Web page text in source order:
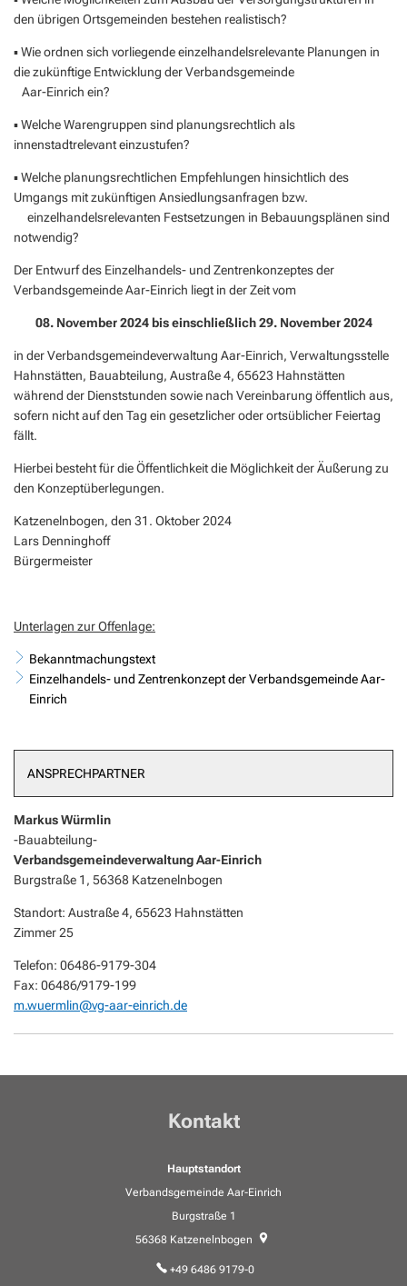
den übrigen Ortsgemeinden bestehen realistisch?
▪ Wie ordnen sich vorliegende einzelhandelsrelevante Planungen in
die zukünftige Entwicklung der Verbandsgemeinde
Aar-Einrich ein?
▪ Welche Warengruppen sind planungsrechtlich als
innenstadtrelevant einzustufen?
▪ Welche planungsrechtlichen Empfehlungen hinsichtlich des
Umgangs mit zukünftigen Ansiedlungsanfragen bzw.
einzelhandelsrelevanten Festsetzungen in Bebauungsplänen sind
notwendig?
Der Entwurf des Einzelhandels- und Zentrenkonzeptes der
Verbandsgemeinde Aar-Einrich liegt in der Zeit vom
08. November 2024 bis einschließlich 29. November 2024
in der Verbandsgemeindeverwaltung Aar-Einrich, Verwaltungsstelle
Hahnstätten, Bauabteilung, Austraße 4, 65623 Hahnstätten
während der Dienststunden sowie nach Vereinbarung öffentlich aus,
sofern nicht auf den Tag ein gesetzlicher oder ortsüblicher Feiertag
fällt.
Hierbei besteht für die Öffentlichkeit die Möglichkeit der Äußerung zu
den Konzeptüberlegungen.
Katzenelnbogen, den 31. Oktober 2024
Lars Denninghoff
Bürgermeister
Unterlagen zur Offenlage:
Bekanntmachungstext
Einzelhandels- und Zentrenkonzept der Verbandsgemeinde Aar-
Einrich
ANSPRECHPARTNER
Markus Würmlin
-Bauabteilung-
Verbandsgemeindeverwaltung Aar-Einrich
Burgstraße 1, 56368 Katzenelnbogen
Standort: Austraße 4, 65623 Hahnstätten
Zimmer 25
Telefon: 06486-9179-304
Fax: 06486/9179-199
m.wuermlin@vg-aar-einrich.de
Kontakt
Hauptstandort
Verbandsgemeinde Aar-Einrich
Burgstraße 1
56368 Katzenelnbogen
+49 6486 9179-0